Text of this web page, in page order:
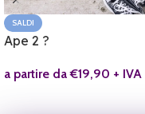
SALDI
Ape 2 ?
a partire da€19,90 + IVA